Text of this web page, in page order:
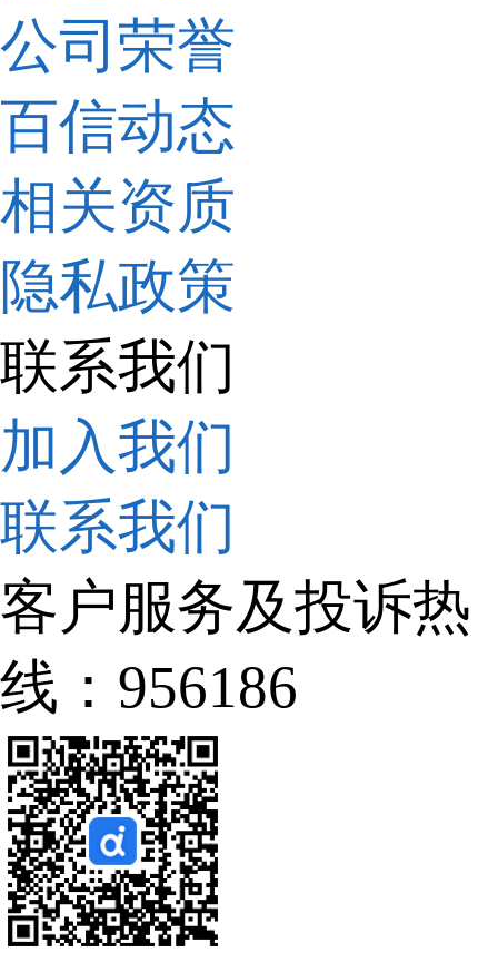
公司荣誉
百信动态
相关资质
隐私政策
联系我们
加入我们
联系我们
客户服务及投诉热
线：956186